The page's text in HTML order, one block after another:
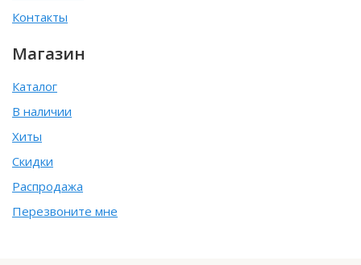
Контакты
Магазин
Каталог
В наличии
Хиты
Скидки
Распродажа
Перезвоните мне